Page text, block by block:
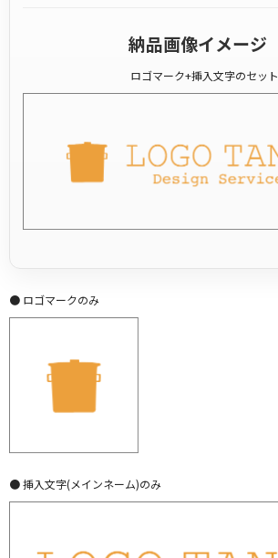
納品画像イメージ
ロゴマーク+挿入文字のセット
● ロゴマークのみ
● 挿入文字(メインネーム)のみ